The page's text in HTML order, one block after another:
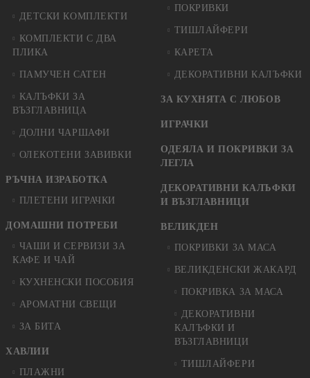
ДЕТСКИ КОМПЛЕКТИ
КОМПЛЕКТИ С ДВА
ПЛИКА
ПАМУЧЕН САТЕН
КАЛЪФКИ ЗА
ВЪЗГЛАВНИЦА
ДОЛНИ ЧАРШАФИ
ОЛЕКОТЕНИ ЗАВИВКИ
РЪЧНА ИЗРАБОТКА
ПЛЕТЕНИ ИГРАЧКИ
ДОМАШНИ ПОТРЕБИ
ЧАШИ И СЕРВИЗИ ЗА
КАФЕ И ЧАЙ
КУХНЕНСКИ ПОСОБИЯ
АРОМАТНИ СВЕЩИ
ЗА БИТА
ХАВЛИИ
ПЛАЖНИ
ПОКРИВКИ
ТИШЛАЙФЕРИ
КАРЕТА
ДЕКОРАТИВНИ КАЛЪФКИ
ЗА КУХНЯТА С ЛЮБОВ
ИГРАЧКИ
ОДЕЯЛА И ПОКРИВКИ ЗА
ЛЕГЛА
ДЕКОРАТИВНИ КАЛЪФКИ
И ВЪЗГЛАВНИЦИ
ВЕЛИКДЕН
ПОКРИВКИ ЗА МАСА
ВЕЛИКДЕНСКИ ЖАКАРД
ПОКРИВКА ЗА МАСА
ДЕКОРАТИВНИ
КАЛЪФКИ И
ВЪЗГЛАВНИЦИ
ТИШЛАЙФЕРИ